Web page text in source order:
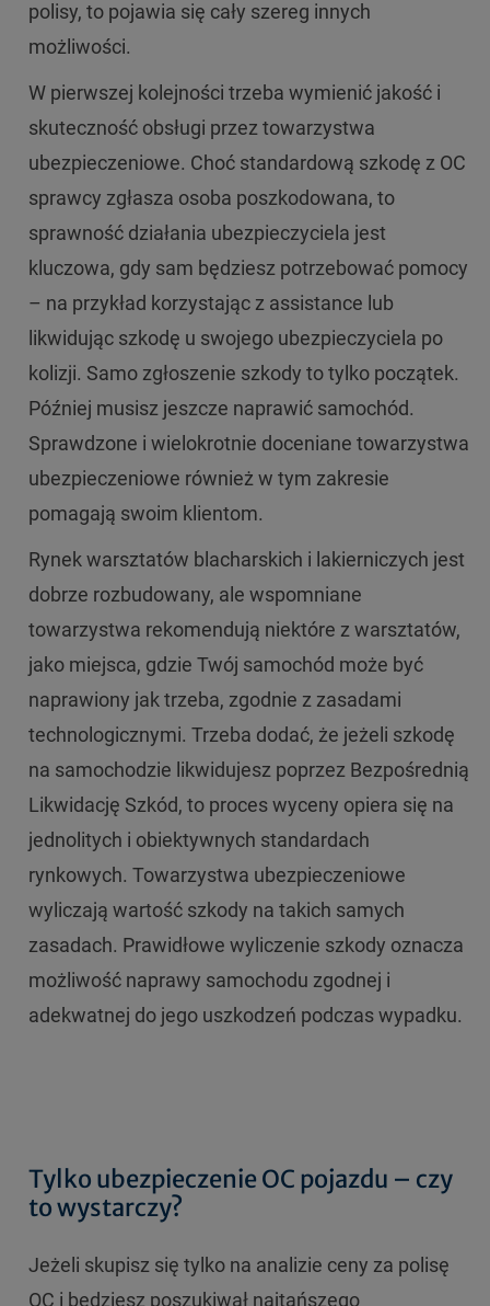
polisy, to pojawia się cały szereg innych
możliwości.
W pierwszej kolejności trzeba wymienić jakość i
skuteczność obsługi przez towarzystwa
ubezpieczeniowe. Choć standardową szkodę z OC
sprawcy zgłasza osoba poszkodowana, to
sprawność działania ubezpieczyciela jest
kluczowa, gdy sam będziesz potrzebować pomocy
– na przykład korzystając z assistance lub
likwidując szkodę u swojego ubezpieczyciela po
kolizji. Samo zgłoszenie szkody to tylko początek.
Później musisz jeszcze naprawić samochód.
Sprawdzone i wielokrotnie doceniane towarzystwa
ubezpieczeniowe również w tym zakresie
pomagają swoim klientom.
Rynek warsztatów blacharskich i lakierniczych jest
dobrze rozbudowany, ale wspomniane
towarzystwa rekomendują niektóre z warsztatów,
jako miejsca, gdzie Twój samochód może być
naprawiony jak trzeba, zgodnie z zasadami
technologicznymi. Trzeba dodać, że jeżeli szkodę
na samochodzie likwidujesz poprzez Bezpośrednią
Likwidację Szkód, to proces wyceny opiera się na
jednolitych i obiektywnych standardach
rynkowych. Towarzystwa ubezpieczeniowe
wyliczają wartość szkody na takich samych
zasadach. Prawidłowe wyliczenie szkody oznacza
możliwość naprawy samochodu zgodnej i
adekwatnej do jego uszkodzeń podczas wypadku.
Tylko ubezpieczenie OC pojazdu – czy
to wystarczy?
Jeżeli skupisz się tylko na analizie ceny za polisę
OC i będziesz poszukiwał najtańszego